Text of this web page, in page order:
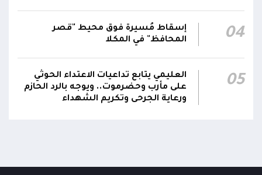
01:12
والتوجيهات الهادفة إلى رفع مستوى الجاهزية
العسكرية والأمنية والدفاع المدني وتعزيز التنسيق
بين مؤسسات الدولة وحماية المدنيين والمنشآت
04
إسقاط مُسيرة فوق محيط "قصر
المحافظ" في المكلا
05
العليمي يتابع تداعيات الاعتداء الحوثي
على مأرب وحضرموت.. ويوجه بالرد الحازم
ورعاية الجرحى وتكريم الشهداء